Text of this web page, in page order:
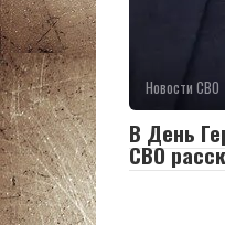
Новости СВО
В День
СВО